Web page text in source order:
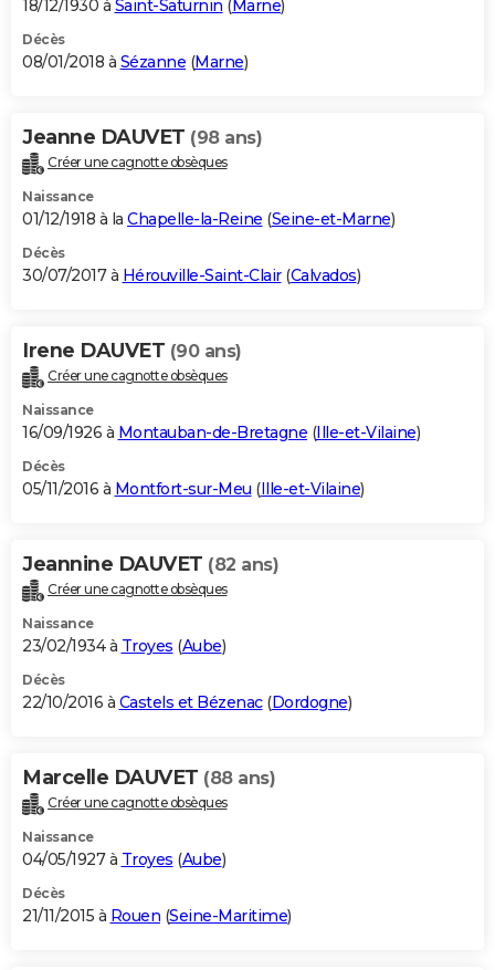
18/12/1930 à Saint-Saturnin ( Marne)
Décès
08/01/2018 à Sézanne (Marne)
Jeanne DAUVET (98 ans)
Créer une cagnotte obsèques
Naissance
01/12/1918 à la Chapelle-la-Reine (Seine-et-Marne)
Décès
30/07/2017 à Hérouville-Saint-Clair(Calvados)
Irene DAUVET (90 ans)
Créer une cagnotte obsèques
Naissance
16/09/1926 à Montauban-de-Bretagne (Ille-et-Vilaine)
Décès
05/11/2016 à Montfort-sur-Meu (Ille-et-Vilaine)
Jeannine DAUVET (82 ans)
Créer une cagnotte obsèques
Naissance
23/02/1934 à Troyes (Aube)
Décès
22/10/2016 à Castels et Bézenac(Dordogne)
Marcelle DAUVET (88 ans)
Créer une cagnotte obsèques
Naissance
04/05/1927 à Troyes (Aube)
Décès
21/11/2015 à Rouen (Seine-Maritime)